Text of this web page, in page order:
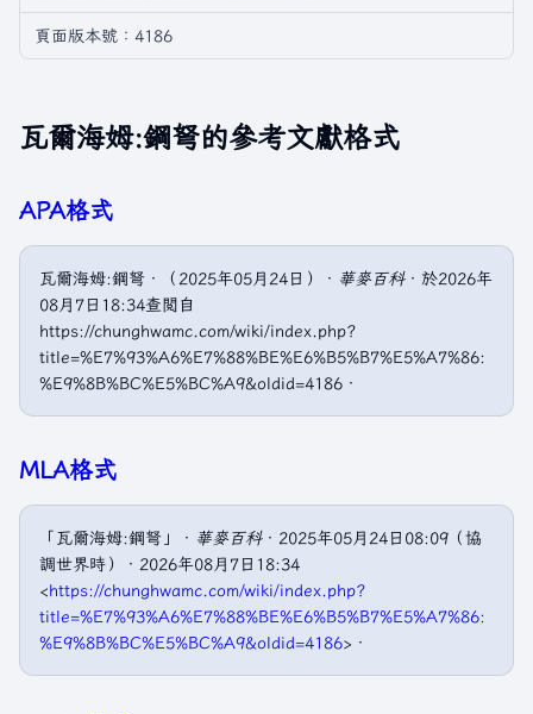
頁面版本號：4186
瓦爾海姆:鋼弩的參考文獻格式
APA格式
瓦爾海姆:鋼弩．（2025年05月24日）． 華麥百科．於2026年
08月7日18:34查閲自
https://chunghwamc.com/wiki/index.php?
title=%E7%93%A6%E7%88%BE%E6%B5%B7%E5%A7%86:
%E9%8B%BC%E5%BC%A9&oldid=4186．
MLA格式
「瓦爾海姆:鋼弩」． 華麥百科．2025年05月24日08:09（協
調世界時）．2026年08月7日18:34
<https://chunghwamc.com/wiki/index.php?
title=%E7%93%A6%E7%88%BE%E6%B5%B7%E5%A7%86:
%E9%8B%BC%E5%BC%A9&oldid=4186>．